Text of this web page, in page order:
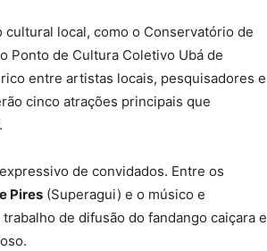
local, como o Conservatório de
Ponto de Cultura Coletivo Ubá de
entre artistas locais, pesquisadores e
cinco atrações principais que
de convidados. Entre os
Pires (Superagui) e o músico e
de difusão do fandango caiçara e